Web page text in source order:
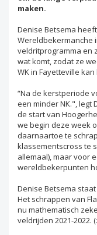
maken.
Denise Betsema
Wereldbekermanche
veldritprogramma en
wat komt, zodat ze
WK in Fayetteville
“Na de kerstperiode
een minder NK.", legt
de start van
we begin deze week
daarnaartoe te
klassementscross te
allemaal), maar voor
wereldbekerpunten
Denise Betsema
Het schrappen van
nu mathematisch
veldrijden 2021-2022.